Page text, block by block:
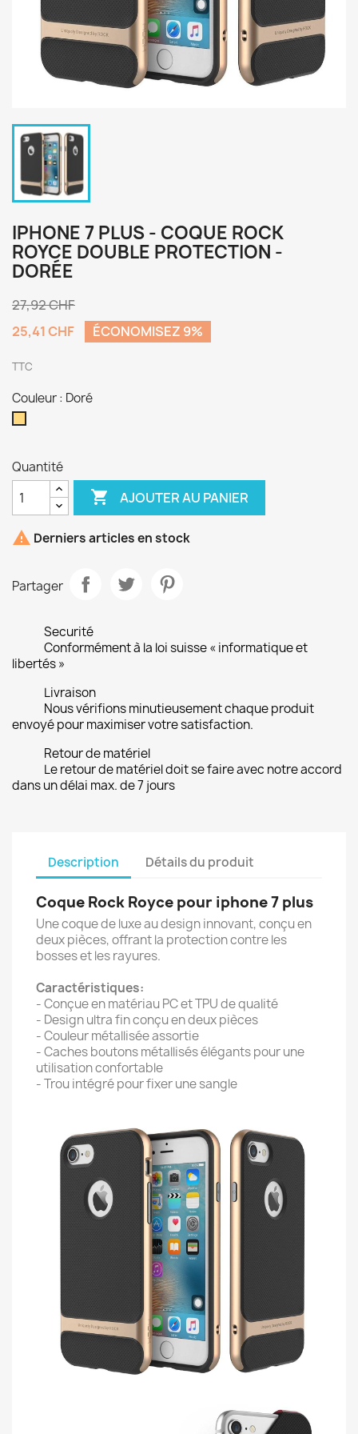
IPHONE 7 PLUS - COQUE ROCK
ROYCE DOUBLE PROTECTION -
DORÉE
27,92 CHF
25,41 CHF
ÉCONOMISEZ 9%
TTC
Couleur : Doré
Quantité
 AJOUTER AU PANIER
 Derniers articles en stock
Partager
Securité
Conformément à la loi suisse « informatique et
libertés »
Livraison
Nous vérifions minutieusement chaque produit
envoyé pour maximiser votre satisfaction.
Retour de matériel
Le retour de matériel doit se faire avec notre accord
dans un délai max. de 7 jours
Description Détails du produit
Coque Rock Royce pour iphone 7 plus
Une coque de luxe au design innovant, conçu en
deux pièces, offrant la protection contre les
bosses et les rayures.
Caractéristiques:
- Conçue en matériau PC et TPU de qualité
- Design ultra fin conçu en deux pièces
- Couleur métallisée assortie
- Caches boutons métallisés élégants pour une
utilisation confortable
- Trou intégré pour fixer une sangle